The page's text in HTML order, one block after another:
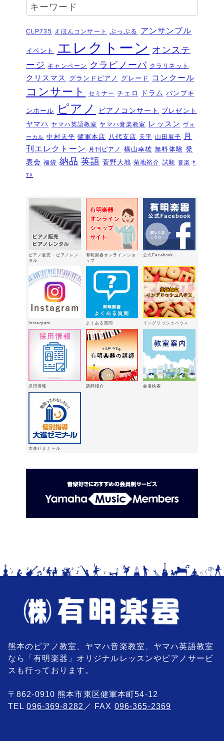
ティバル ソロ
夏のおトクなキャンペーン・・・その
夏のおトクなキャンペーン・・・その
１
2026年6月11日
ピアノを購入するなら今！『ひと足早
いサマーセール』6/14～7/12
2026年6月7
ピアノ・アドヴェンチャー研究会発表
会を実施しました～🎵
新入会おめでとう！コンサートを実施
しました～～🎵 2026年5月2日
『ピアノ・アドヴェンチャー ベーシ
ックシリーズセミナー Vol,1』講座の
お知らせ 2026年4月14日
新型エレクトーン「ELS03シリーズ」
3/15（日）健軍で日曜体験ＤＡＹ
2月18日
有明楽器オンステージ開催しました～
2026年2月16日
八代支店情報：年末年始特別販売企画
実施中！！ 2026年1月9日
「ウィンターパーティー」を開催しま
した。 2025年12月21日
キーワード
CLP735 えほんコンサート ぷっぷる アンサンブル
イベント エレクトーン オンステ
ージ
キャンペーン クラビノーバ クラリネット
クリスマス グランドピアノ グレード コンクール
コンサート セミナー チェロ ドラム パンプキ
ンホール ピアノ ピアノコンサート プレゼント
ヤマハ ヤマハ英語教室 ヤマハ音楽教室 レッスン ヴォ
ーカル 中村天平 健軍本店 八代支店 天平 山田展子
月
刊エレクトーン
月刊ピアノ 横山幸雄 無料体験 発
表会 福袋 納品 英語 菅野大地 菊地裕介 試験 音楽 ﾔ
ﾏﾊ
ピアノ販売・ピアノレン
タル
有明楽器オンラインショ
ップ
公式Facebook
Instagram よくある質問 イングリッシュハウス
採用情報 講師紹介 会場検索
大進ゼミナール
熊本のピアノ教室、ヤマハ音楽教室、ヤマハ英語教室
なら「有明楽器」オリジナルレッスンやピアノサービ
スも行っております。
〒862-0910 熊本市東区健軍本町54-12
TEL096-369-8282 ／ FAX 096-365-2369